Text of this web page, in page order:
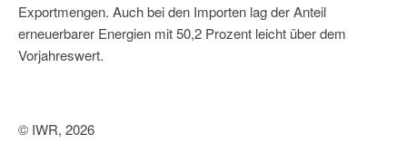
Exportmengen. Auch bei den Importen lag der Anteil
erneuerbarer Energien mit 50,2 Prozent leicht über dem
Vorjahreswert.
© IWR, 2026